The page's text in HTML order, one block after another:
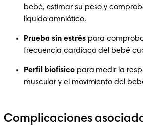
bebé, estimar su peso y
líquido amniótico.
Prueba sin estrés para
frecuencia cardíaca del bebé
Perfil biofísico para medir la
muscular y el movimiento del
Complicaciones